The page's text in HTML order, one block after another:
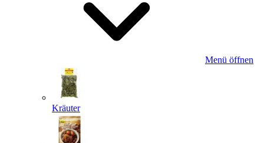
Menü öffnen
Kräuter